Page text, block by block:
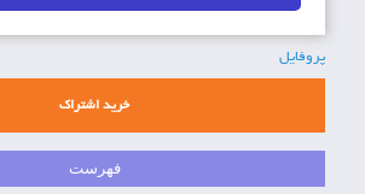
پروفایل
خرید اشتراک